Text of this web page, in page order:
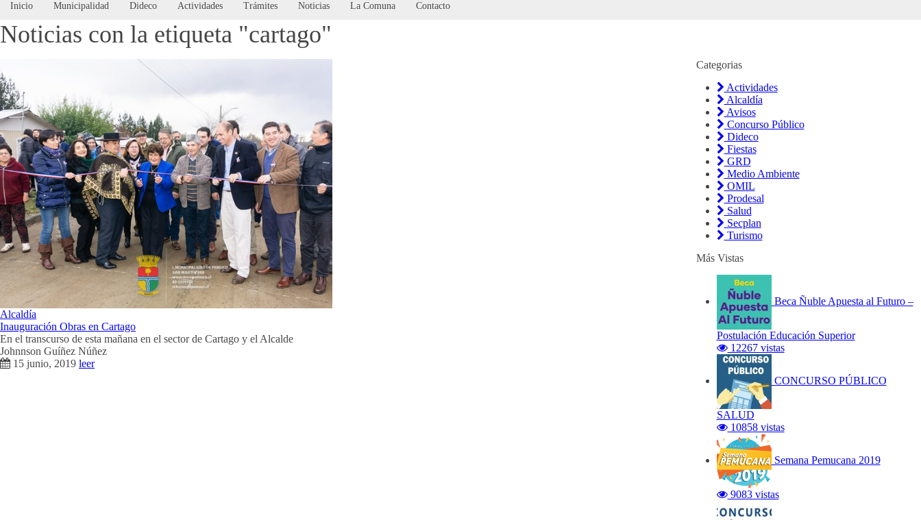
Inicio Municipalidad Dideco Actividades Trámites Noticias La Comuna Contacto
Noticias con la etiqueta "cartago"
Alcaldía
Inauguración Obras en Cartago
En el transcurso de esta mañana en el sector de Cartago y el Alcalde
Johnnson Guíñez Núñez
15 junio, 2019 leer
Categorias
Actividades
Alcaldía
Avisos
Concurso Público
Dideco
Fiestas
GRD
Medio Ambiente
OMIL
Prodesal
Salud
Secplan
Turismo
Más Vistas
Beca Ñuble Apuesta al Futuro –
Postulación Educación Superior
12267 vistas
CONCURSO PÚBLICO
SALUD
10858 vistas
Semana Pemucana 2019
9083 vistas